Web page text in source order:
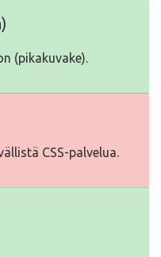
(pikakuvake).
CSS-palvelua.